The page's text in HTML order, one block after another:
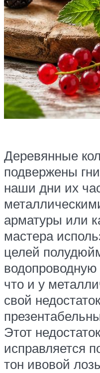
Деревянные
подвержены
наши дни их
арматуры или
мастера
целей
что и у
свой
Этот
исправляется
тон ивовой